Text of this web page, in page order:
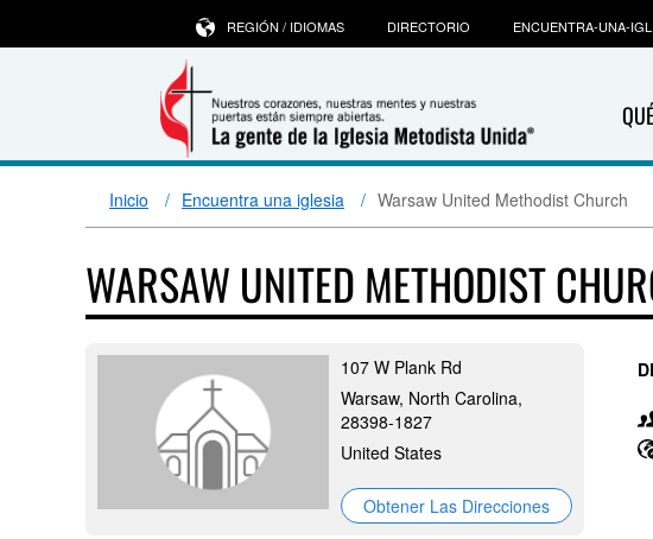
REGIÓN / IDIOMAS DIRECTORIO ENCUENTRA-UNA-
Inicio Encuentra una iglesia Warsaw United Methodist Church
WARSAW UNITED METHODIST
107 W Plank Rd
Warsaw, North Carolina,
28398-1827
United States
Obtener Las Direcciones